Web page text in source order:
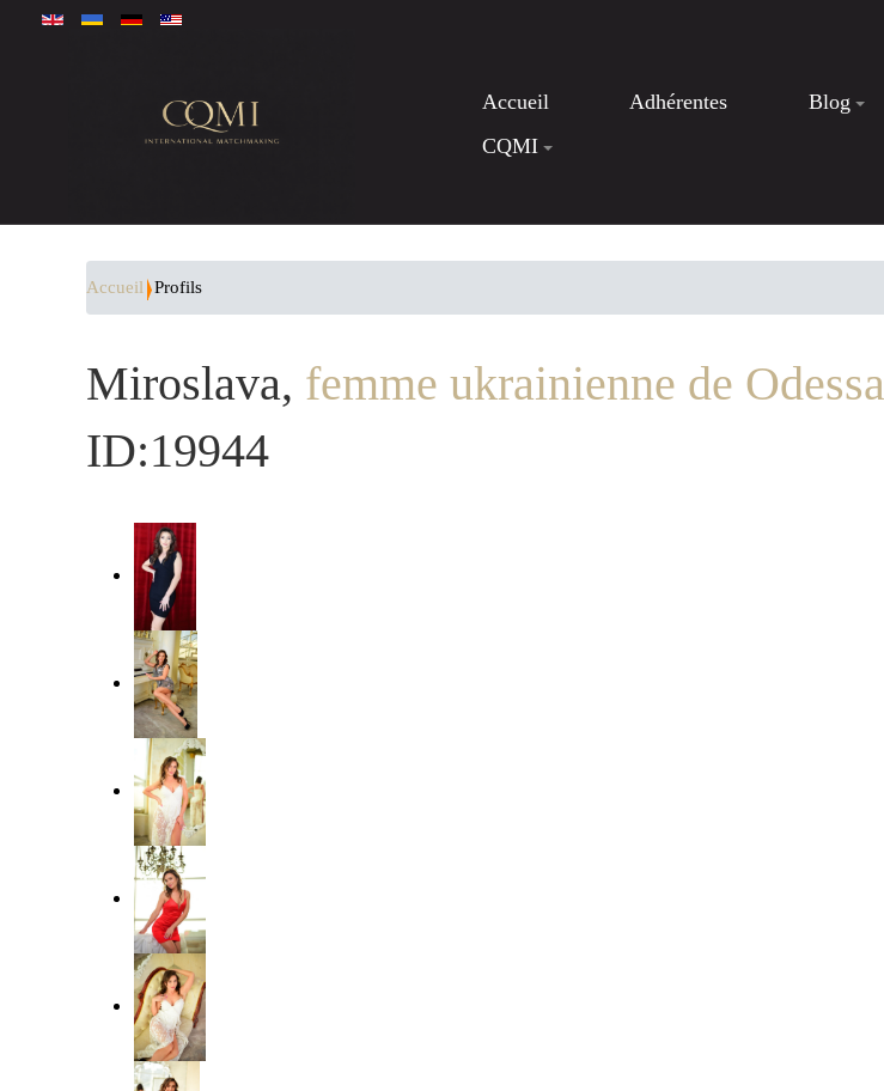
Accueil Adhérentes Blog
CQMI
Accueil Profils
Miroslava, femme ukrainienne de Odessa
ID:19944